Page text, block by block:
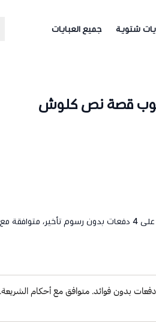
شتوية جميع العبايات
قصة نص كلوش
على 4 دفعات بدون رسوم تأخير، متوافقة مع